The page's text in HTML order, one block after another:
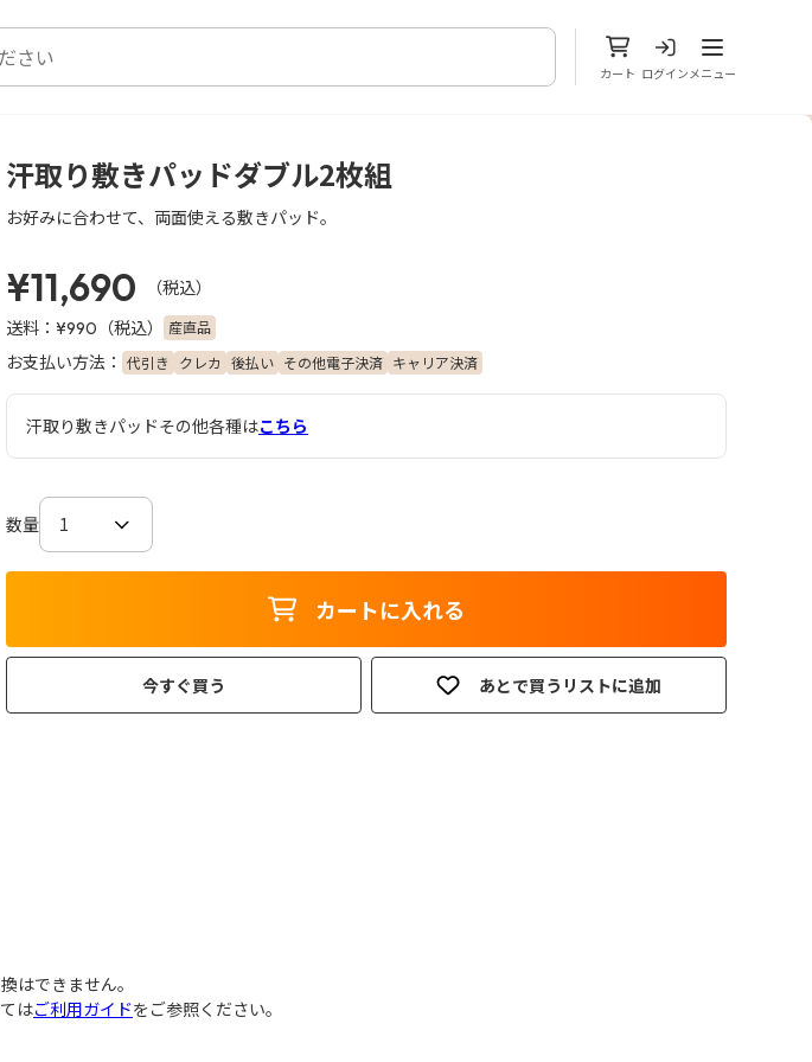
カート ログイン
メニューを開
メニュー
りに登録
汗取り敷きパッドダブル2枚組
お好みに合わせて、両面使える敷きパッド。
¥11,690
（税込）
送料： ¥990 （税込） 産直品
お支払い方法： 代引き クレカ 後払い その他電子決済 キャリア決済
汗取り敷きパッドその他各種はこちら
数量
カートに入れる
今すぐ買う あとで買うリストに追加
はできません｡
はご利用ガイドをご参照ください。